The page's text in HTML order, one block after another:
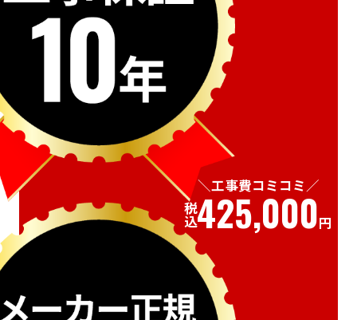
工事費コミコミ
税込425,000円